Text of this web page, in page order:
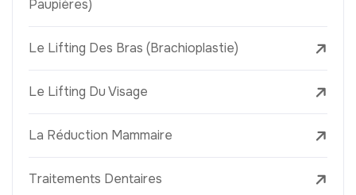
Paupières)
Le Lifting Des Bras (Brachioplastie)
Le Lifting Du Visage
La Réduction Mammaire
Traitements Dentaires